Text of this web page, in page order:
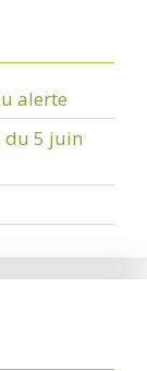
alerte
du 5 juin